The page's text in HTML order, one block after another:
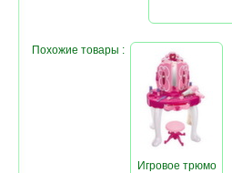
Похожие товары :
Игровое трюмо